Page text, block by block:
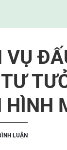
VỤ
HÌNH
LUẬN